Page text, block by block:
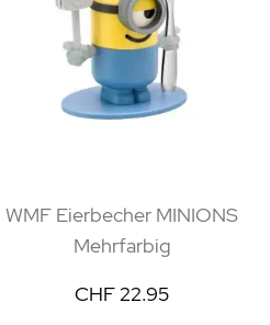
WMF Eierbecher MINIONS
Mehrfarbig
CHF 22.95